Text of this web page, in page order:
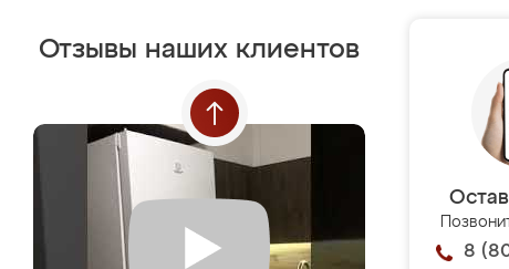
Отзывы наших клиентов
8